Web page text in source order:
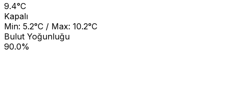
9.4°C
Kapalı
Min: 5.2°C / Max: 10.2°C
Bulut Yoğunluğu
90.0%